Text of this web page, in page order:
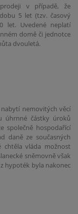
v případě, že
5 let (tzv. časový
let. Uvedené neplatí
domě či jednotce
dvouletá.
nemovitých věcí
úhrnné částky úroků
společně hospodařící
daně ze současných
chtěla vláda možnost
sněmovně však
hypoték byla nakonec